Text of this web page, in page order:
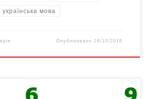
українська мова
Опубліковано 16/10/2018